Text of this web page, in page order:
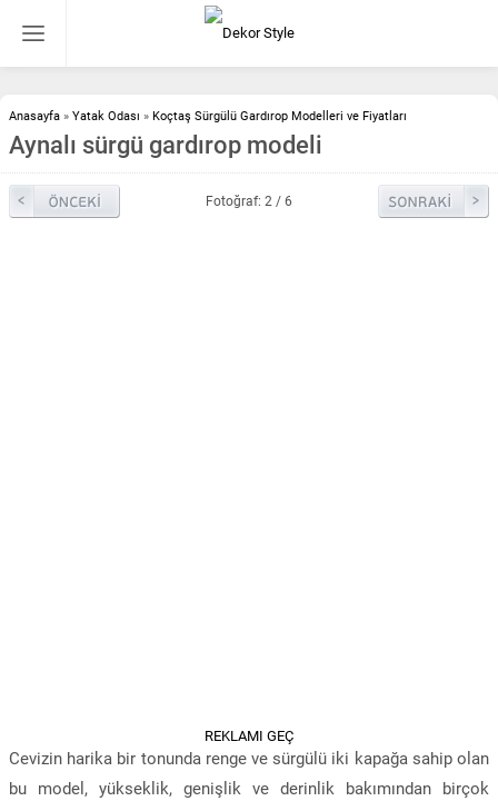
Anasayfa » Yatak Odası » Koçtaş Sürgülü Gardırop Modelleri ve Fiyatları
Aynalı sürgü gardırop modeli
Fotoğraf: 2 / 6
REKLAMI GEÇ
Cevizin harika bir tonunda renge ve sürgülü iki kapağa sahip olan
bu model, yükseklik, genişlik ve derinlik bakımından birçok